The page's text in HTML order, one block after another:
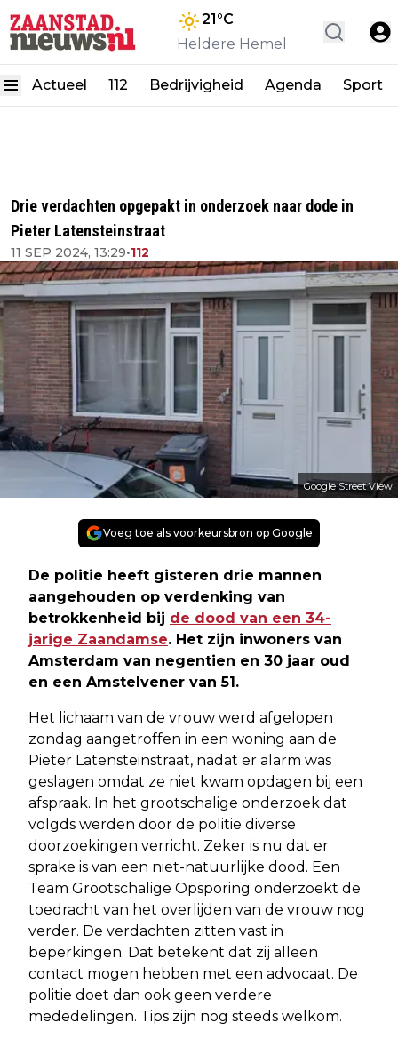
21°C
Heldere Hemel
Actueel 112 Bedrijvigheid Agenda Sport
Drie verdachten opgepakt in onderzoek naar dode in
Pieter Latensteinstraat
11 SEP 2024, 13:29•112
Google Street View
Voeg toe als voorkeursbron op Google
De politie heeft gisteren drie mannen
aangehouden op verdenking van
betrokkenheid bij de dood van een 34-
jarige Zaandamse. Het zijn inwoners van
Amsterdam van negentien en 30 jaar oud
en een Amstelvener van 51.
Het lichaam van de vrouw werd afgelopen
zondag aangetroffen in een woning aan de
Pieter Latensteinstraat, nadat er alarm was
geslagen omdat ze niet kwam opdagen bij een
afspraak. In het grootschalige onderzoek dat
volgds werden door de politie diverse
doorzoekingen verricht. Zeker is nu dat er
sprake is van een niet-natuurlijke dood. Een
Team Grootschalige Opsporing onderzoekt de
toedracht van het overlijden van de vrouw nog
verder. De verdachten zitten vast in
beperkingen. Dat betekent dat zij alleen
contact mogen hebben met een advocaat. De
politie doet dan ook geen verdere
mededelingen. Tips zijn nog steeds welkom.